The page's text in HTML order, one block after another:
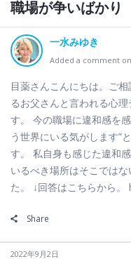
職場が争いばかり
一水みゆき
Added a comment on
目薬さんこんにちは。ご
るお父さんと言われる心
す。 今の職場に違和感を
う世界にいる気がします”
す。 私自身も感じた違和
いるべき場所はそこでは
た。 ↓回答はこちらから
Share
2022年9月2日